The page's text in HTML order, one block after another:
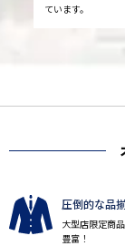
ています。
圧倒的な品
大型店限定商
豊富！